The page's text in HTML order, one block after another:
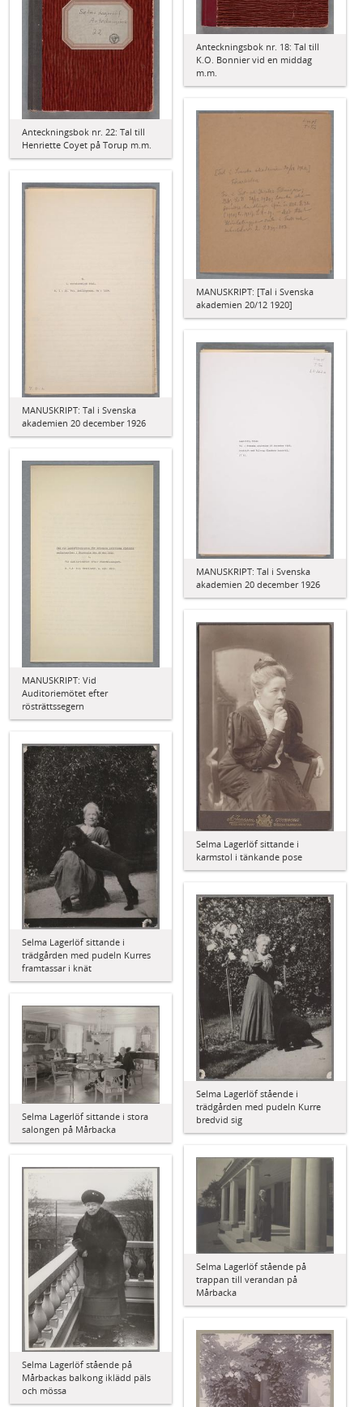
Anteckningsbok nr. 18: Tal till
K.O. Bonnier vid en middag
m.m.
Anteckningsbok nr. 22: Tal till
Henriette Coyet på Torup m.m.
MANUSKRIPT: [Tal i Svenska
akademien 20/12 1920]
MANUSKRIPT: Tal i Svenska
akademien 20 december 1926
MANUSKRIPT: Tal i Svenska
akademien 20 december 1926
MANUSKRIPT: Vid
Auditoriemötet efter
rösträttssegern
Selma Lagerlöf sittande i
karmstol i tänkande pose
Selma Lagerlöf sittande i
trädgården med pudeln Kurres
framtassar i knät
Selma Lagerlöf stående i
trädgården med pudeln Kurre
bredvid sig
Selma Lagerlöf sittande i stora
salongen på Mårbacka
Selma Lagerlöf stående på
trappan till verandan på
Mårbacka
Selma Lagerlöf stående på
Mårbackas balkong iklädd päls
och mössa